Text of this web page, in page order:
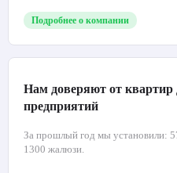
Подробнее о компании
Нам доверяют от
предприятий
За прошлый год мы установили:
1300 жалюзи.